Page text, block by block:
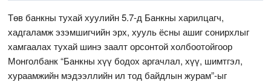
Төв банкны тухай хуулийн 5.7-д Банкны харилцагч,
хадгаламж эзэмшигчийн эрх, хууль ёсны ашиг сонирхлыг
хамгаалах тухай шинэ заалт орсонтой холбоотойгоор
Монголбанк “Банкны хүү бодох аргачлал, хүү, шимтгэл,
хураамжийн мэдээллийн ил тод байдлын журам”-ыг